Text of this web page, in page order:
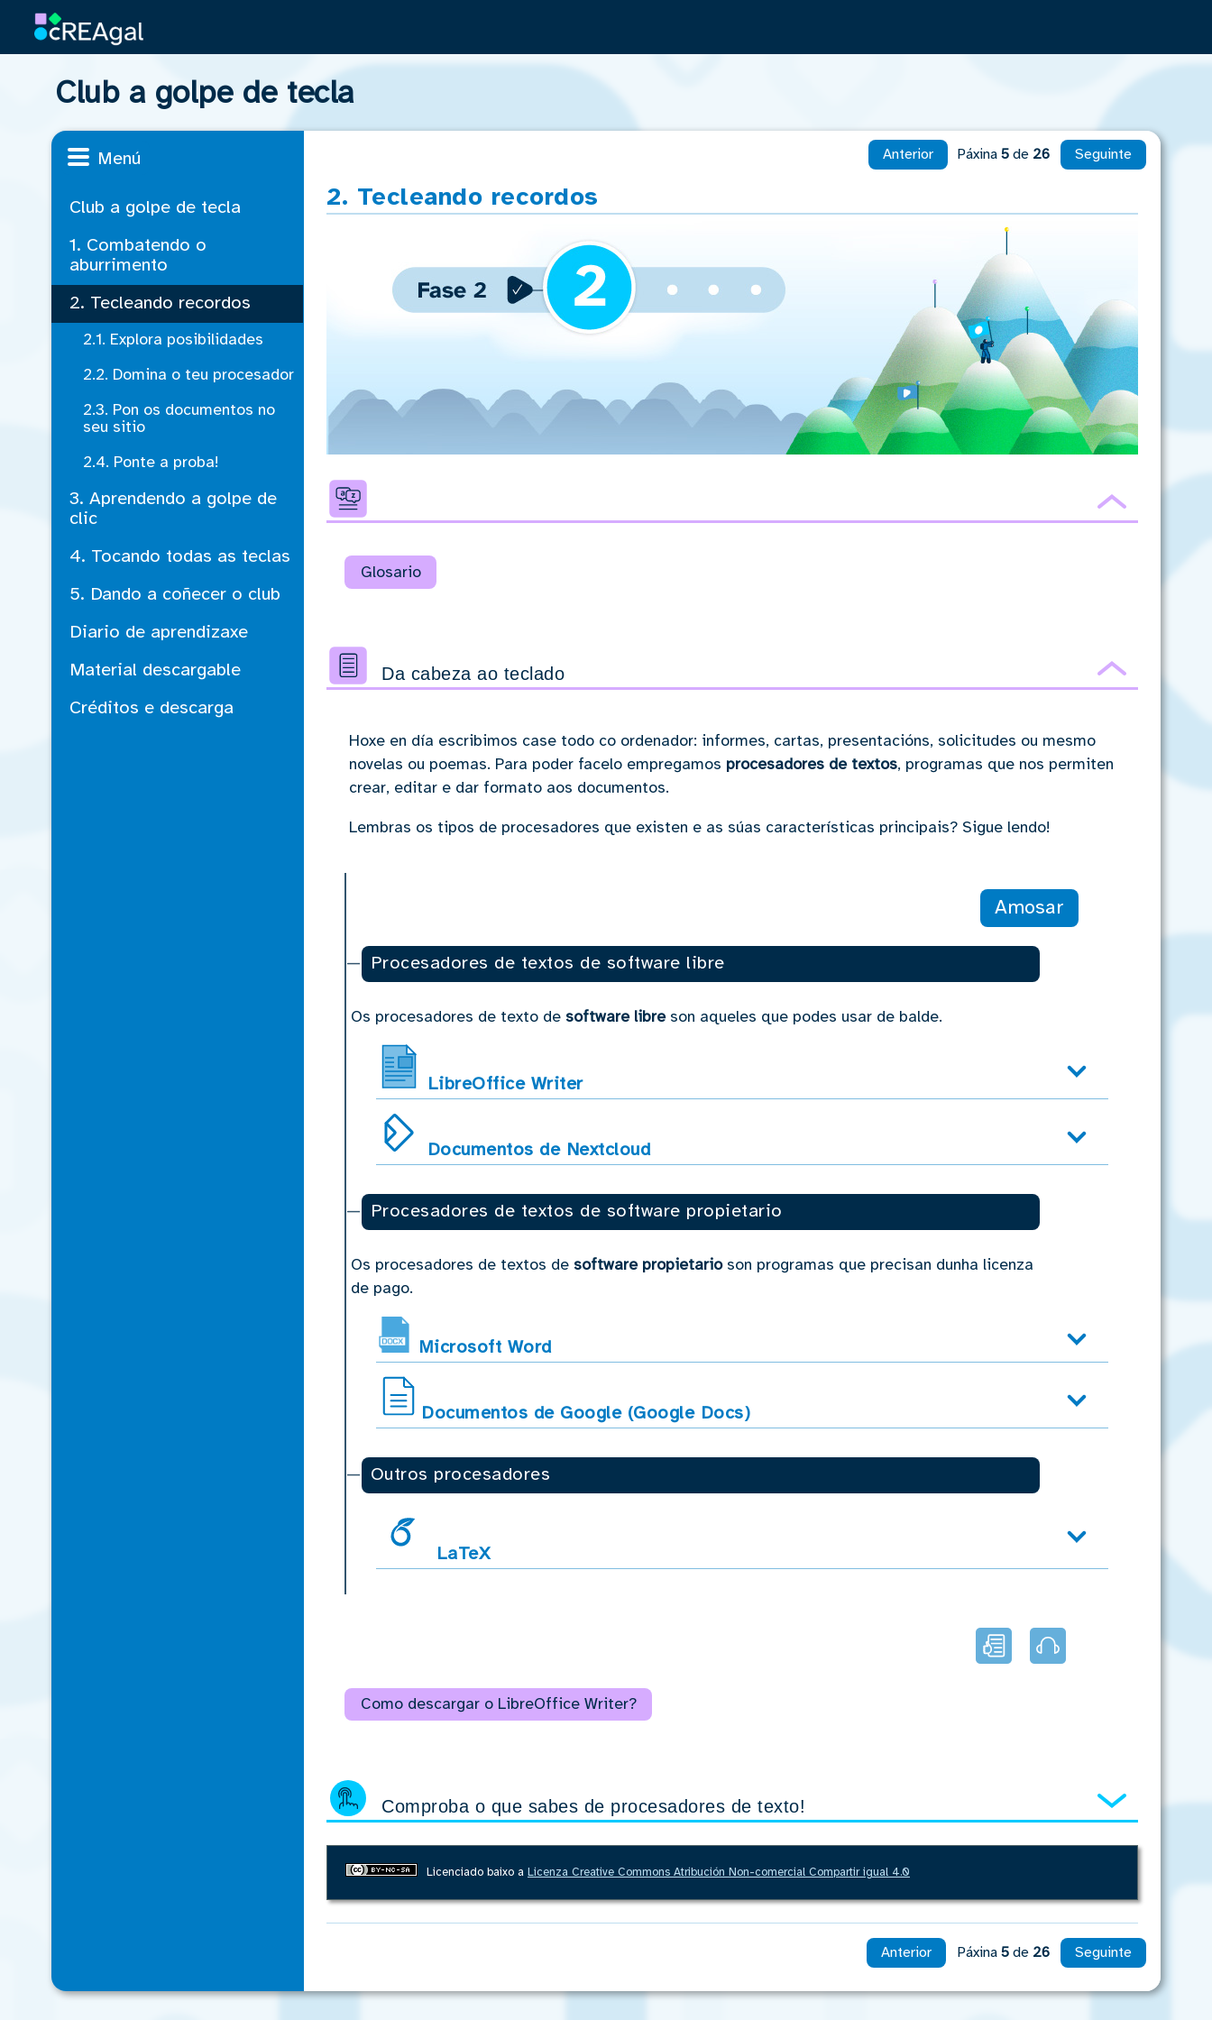
Club a golpe de tecla
Menú
Club a golpe de tecla
1. Combatendo o
aburrimento
2. Tecleando recordos
2.1. Explora posibilidades
2.2. Domina o teu procesador
2.3. Pon os documentos no
seu sitio
2.4. Ponte a proba!
3. Aprendendo a golpe de
clic
4. Tocando todas as teclas
5. Dando a coñecer o club
Diario de aprendizaxe
Material descargable
Créditos e descarga
Anterior Páxina 5 de 26 Seguinte
2. Tecleando recordos
Glosario
Da cabeza ao teclado
Lectura
facilitada
Audio
Hoxe en día escribimos case todo co ordenador: informes, cartas, presentacións, solicitudes ou mesmo
novelas ou poemas. Para poder facelo empregamos procesadores de textos, programas que nos permiten
crear, editar e dar formato aos documentos.
Lembras os tipos de procesadores que existen e as súas características principais? Sigue lendo!
Amosar
Procesadores de textos de software libre
Os procesadores de texto desoftware libreson aqueles que podes usar de balde.
LibreOffice Writer
Documentos de Nextcloud
Procesadores de textos de software propietario
Os procesadores de textos desoftware propietarioson programas que precisan dunha licenza
de pago.
Microsoft Word
Documentos de Google (Google Docs)
Outros procesadores
LaTeX
Como descargar o LibreOffice Writer?
Comproba o que sabes de procesadores de texto! Amosar
Licenciado baixo a Licenza Creative Commons Atribución Non-comercial Compartir igual 4.0
Anterior Páxina 5 de 26 Seguinte